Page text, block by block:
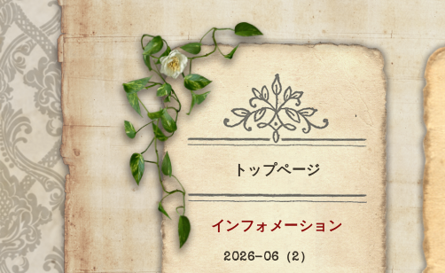
トップページ
インフォメーション
2026-06（2）